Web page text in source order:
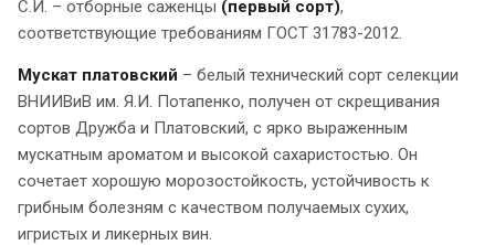
С.И. – отборные саженцы (первый сорт),
соответствующие требованиям ГОСТ 31783-2012.
Мускат платовский – белый технический сорт селекции
ВНИИВиВ им. Я.И. Потапенко, получен от скрещивания
сортов Дружба и Платовский, с ярко выраженным
мускатным ароматом и высокой сахаристостью. Он
сочетает хорошую морозостойкость, устойчивость к
грибным болезням с качеством получаемых сухих,
игристых и ликерных вин.